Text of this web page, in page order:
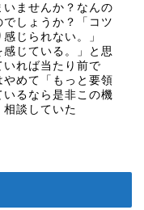
ませんか？なんの
しょうか？「コツ
じられない。」
感じている。」と思
いれば当たり前で
めて「もっと要領
るなら是非この機
談していた